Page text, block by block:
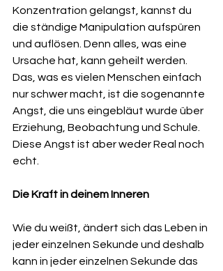
Konzentration gelangst, kannst du
die ständige Manipulation aufspüren
und auflösen. Denn alles, was eine
Ursache hat, kann geheilt werden.
Das, was es vielen Menschen einfach
nur schwer macht, ist die sogenannte
Angst, die uns eingebläut wurde über
Erziehung, Beobachtung und Schule.
Diese Angst ist aber weder Real noch
echt.
Die Kraft in deinem Inneren
Wie du weißt, ändert sich das Leben in
jeder einzelnen Sekunde und deshalb
kann in jeder einzelnen Sekunde das